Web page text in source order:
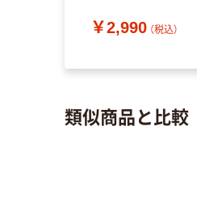
￥2,990 （税込）
類似商品と比較